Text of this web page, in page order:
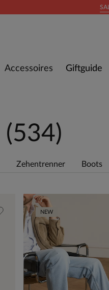
Accessoires Giftguide
(534)
Zehentrenner Boots
NEW